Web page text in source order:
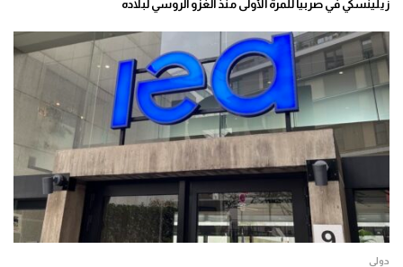
زيلينسكي في صربيا للمرة الأولى منذ الغزو الروسي لبلاده
دولي